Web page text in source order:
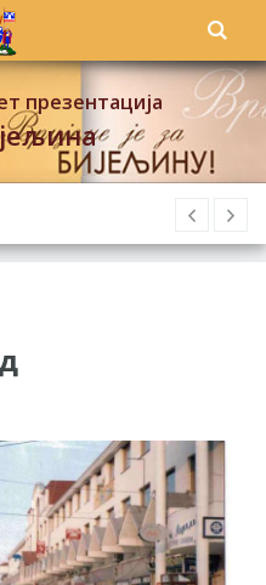
презентација